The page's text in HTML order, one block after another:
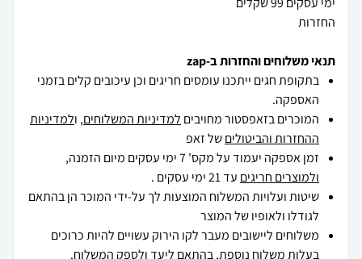
החזרות
תנאי משלוחים והחזרות ב-zap
בתקופת חגים ייתכנו עומסים חריגים וכן עיכובים קלים בזמני
האספקה.
המוכרים בזאפסטור מחויבים למדיניות המשלוחים, ולמדיניות
ההחזרות והביטוליםשל זאפ
זמן אספקה יעמוד על מקס' 7 ימי עסקים מיום הזמנה,
ולמוצרים חריגים עד 21 ימי עסקים .
שיטות ועלויות המשלוח המוצעות לך על-ידי המוכר הן בהתאם
לגודלו ולאופיו של המוצר
משלוחים ליישובים מעבר לקו הירוק עשויים להיות כרוכים
בעלות משלוח נוספת, בהתאם ליעד ולספק המשלוח.